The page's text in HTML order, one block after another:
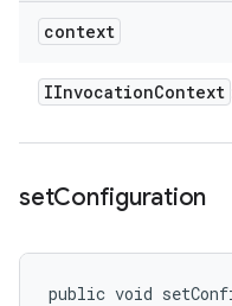
context
IInvocationContext
setConfiguration
public void